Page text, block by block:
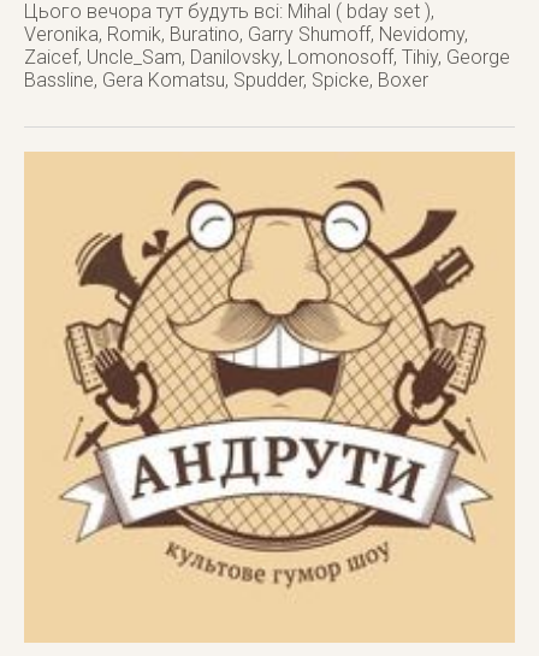
Цього вечора тут будуть всі: Mihal ( bday set ),
Veronika, Romik, Buratino, Garry Shumoff, Nevidomy,
Zaicef, Uncle_Sam, Danilovsky, Lomonosoff, Tihiy, George
Bassline, Gera Komatsu, Spudder, Spicke, Boxer